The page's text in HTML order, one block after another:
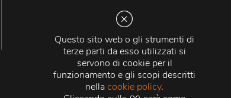
Questo sito web o gli strumenti di
terze parti da esso utilizzati si
servono di cookie per il
funzionamento e gli scopi descritti
nellacookie policy.